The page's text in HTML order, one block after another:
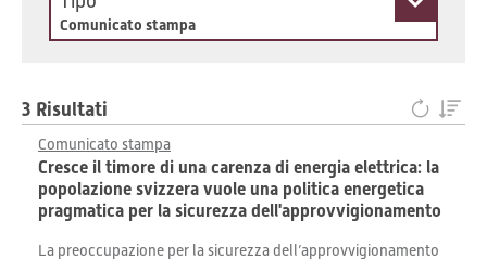
Comunicato stampa
3 Risultati
Comunicato stampa
Cresce il timore di una carenza di energia elettrica: la
popolazione svizzera vuole una politica energetica
pragmatica per la sicurezza dell'approvvigionamento
La preoccupazione per la sicurezza dell’approvvigionamento